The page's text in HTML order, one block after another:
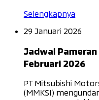
Selengkapnya
29 Januari 2026
Jadwal
Februari 2026
PT Mitsubishi
(MMKSI)